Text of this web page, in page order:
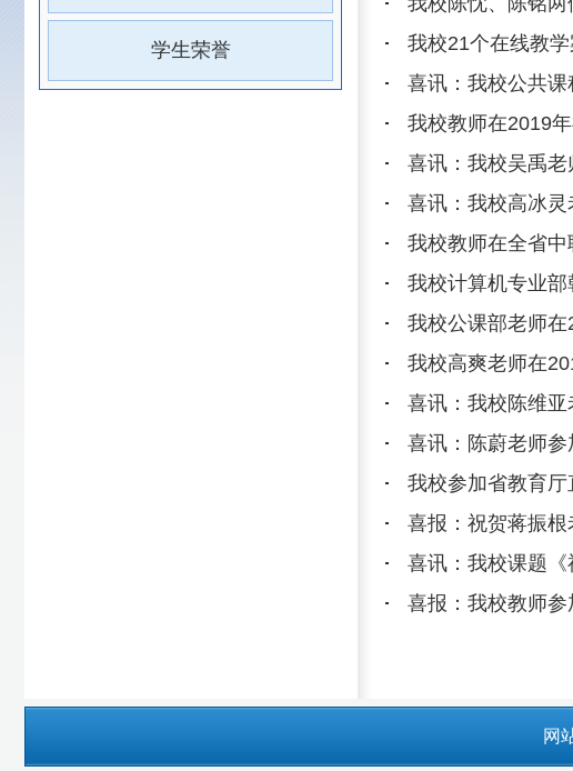
我校教师在全省中职教师教学技能竞赛
我校计算机专业部韩晶老师在2018年
我校公课部老师在2018年省属中等职
我校高爽老师在2017年福建省中等
喜讯：陈蔚老师参加省直机关院校教
我校参加省教育厅直属机关 2015年
喜报：祝贺蒋振根老师的“微课堂”作
喜报：我校教师参加“福建省职业技
网站首页 关于我们
Copyright 2017 All Rights Reserved 版权所有
地址：福建省福州市上渡李厝山